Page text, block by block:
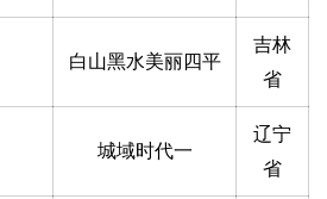
白山黑水美丽四平
吉林
省
城域时代一
辽宁
省